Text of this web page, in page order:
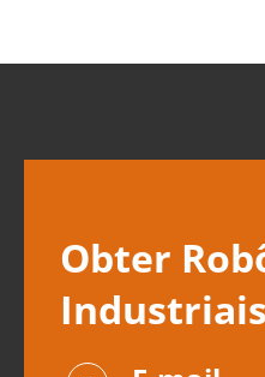
Obter